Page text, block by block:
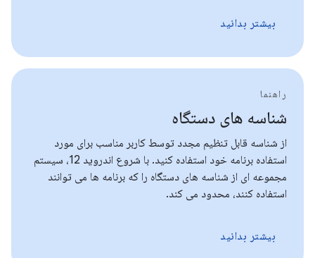
بیشتر بدانید
راهنما
شناسه های دستگاه
از شناسه قابل تنظیم مجدد توسط کاربر مناسب برای مورد
استفاده برنامه خود استفاده کنید. با شروع اندروید 12، سیستم
مجموعه ای از شناسه های دستگاه را که برنامه ها می توانند
استفاده کنند، محدود می کند.
بیشتر بدانید